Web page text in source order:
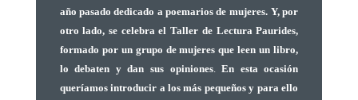
año pasado dedicado a poemarios de mujeres. Y, por
otro lado, se celebra el Taller de Lectura Paurides,
formado por un grupo de mujeres que leen un libro,
lo debaten y dan sus opiniones.En esta ocasión
queríamos introducir a los más pequeños y para ello